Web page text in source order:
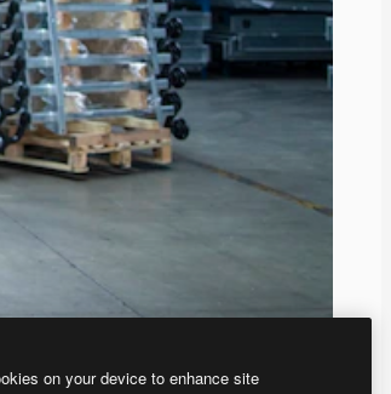
on your device to enhance site